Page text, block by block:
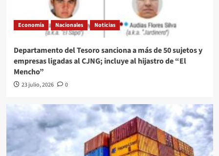
Economía Nacionales Noticias
Departamento del Tesoro sanciona a más de 50 sujetos y
empresas ligadas al CJNG; incluye al hijastro de “El
Mencho”
23 julio, 2026 0